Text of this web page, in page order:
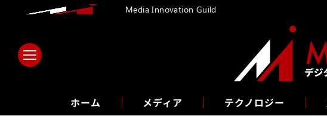
ホーム メディア テクノロジー
Media Innovation Guild